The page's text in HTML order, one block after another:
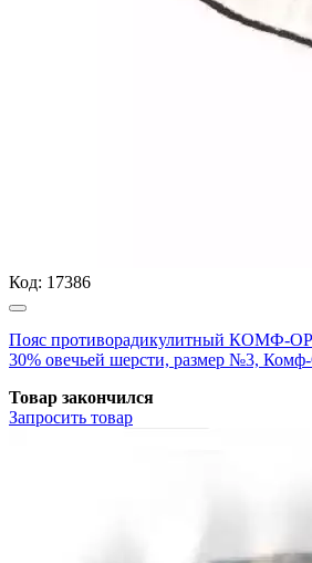
Код: 17386
Пояс противорадикулитный КОМФ-
30% овечьей шерсти, размер №3,
Товар закончился
Запросить товар